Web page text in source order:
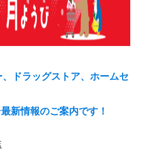
ドラッグストア、ホームセ
新情報のご案内です！